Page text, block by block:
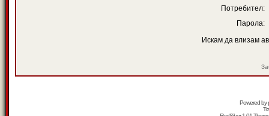
Потребител:
Парола:
Искам да влизам
Powered by